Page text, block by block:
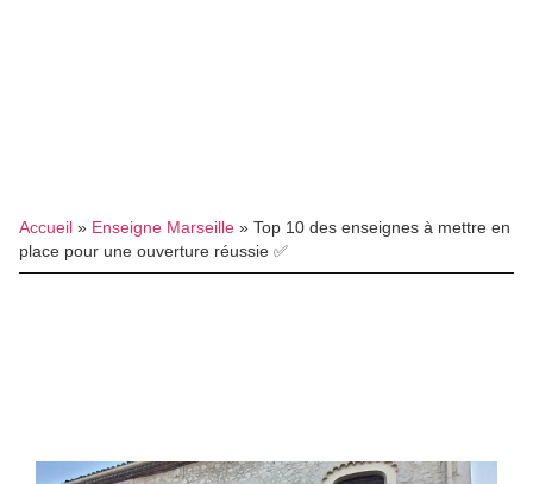
Accueil » Enseigne Marseille » Top 10 des enseignes à mettre en
place pour une ouverture réussie ✅